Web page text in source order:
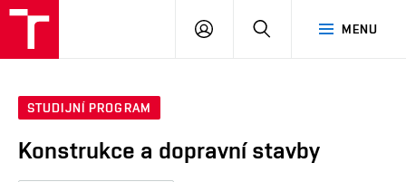
Brno
MENU
PŘIHLÁSIT
STUDIJNÍ PROGRAM
Konstrukce a dopravní stavby